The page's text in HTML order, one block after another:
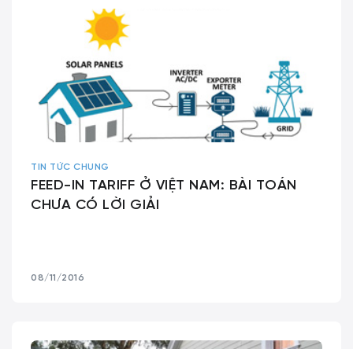
TIN TỨC CHUNG
FEED-IN TARIFF Ở VIỆT NAM: BÀI TOÁN
CHƯA CÓ LỜI GIẢI
08/11/2016